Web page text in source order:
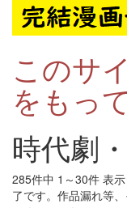
このサ
をもっ
時代劇
285件中 1～30件 表
了です。作品漏れ等